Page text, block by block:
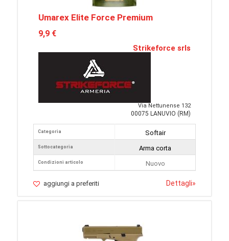
Umarex Elite Force Premium
9,9 €
Strikeforce srls
Via Nettunense 132
00075 LANUVIO (RM)
Categoria
Sottocategoria
Condizioni articolo
Softair
Arma corta
Nuovo
aggiungi a preferiti Dettagli»